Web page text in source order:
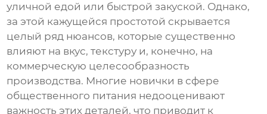
уличной едой или быстрой закуской. Однако,
за этой кажущейся простотой скрывается
целый ряд нюансов, которые существенно
влияют на вкус, текстуру и, конечно, на
коммерческую целесообразность
производства. Многие новички в сфере
общественного питания недооценивают
важность этих деталей, что приводит к